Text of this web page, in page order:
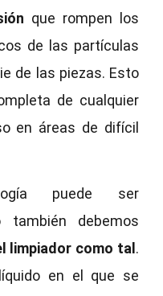
que rompen los
de las partículas
de las piezas. Esto
de cualquier
en áreas de difícil
puede ser
también debemos
limpiador como tal .
en el que se